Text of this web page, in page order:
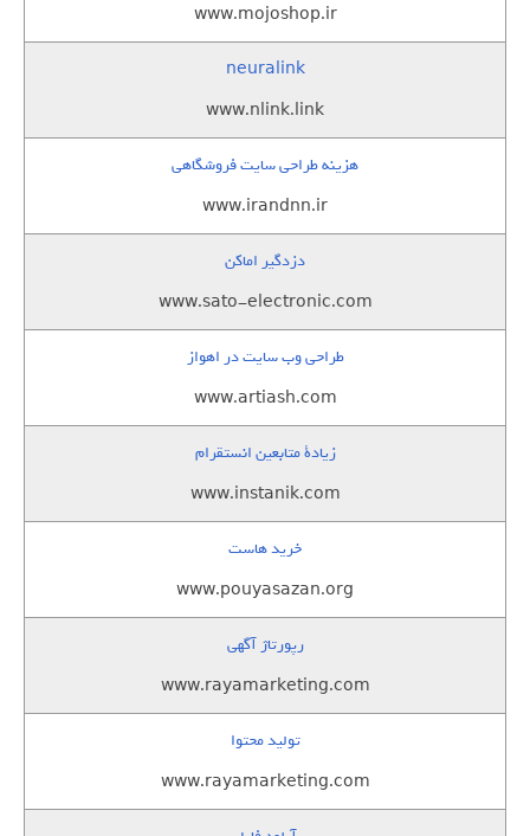
www.mojoshop.ir
neuralink
www.nlink.link
هزینه طراحی سایت فروشگاهی
www.irandnn.ir
دزدگیر اماکن
www.sato-electronic.com
طراحی وب سایت در اهواز
www.artiash.com
زيادة متابعين انستقرام
www.instanik.com
خرید هاست
www.pouyasazan.org
رپورتاژ آگهی
www.rayamarketing.com
تولید محتوا
www.rayamarketing.com